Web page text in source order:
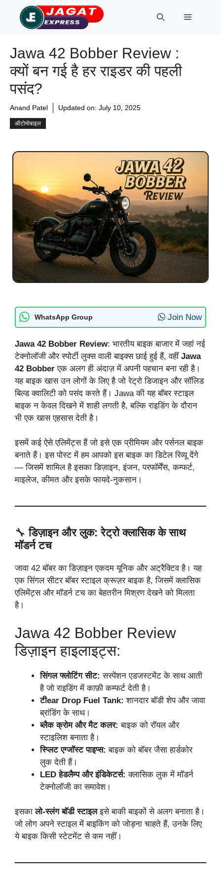
content
Menu
Jawa 42 Bobber Review :
क्यों बन गई है हर राइडर की पहली
पसंद?
Anand Patel Updated on: July 10, 2025
ऑटोमोबाइल
WhatsApp Group Join Now
Jawa 42 Bobber Review: भारतीय बाइक बाजार में जहां नई
टेक्नोलॉजी और स्पोर्टी लुक्स वाली बाइक्स छाई हुई हैं, वहीं Jawa
42 Bobber एक अलग ही अंदाज़ में अपनी पहचान बना रही है।
यह बाइक खास उन लोगों के लिए है जो रेट्रो डिजाइन और सॉलिड
बिल्ड क्वालिटी को पसंद करते हैं। Jawa की यह बॉबर स्टाइल
बाइक न केवल दिखने में शाही लगती है, बल्कि राइडिंग के दौरान
भी एक खास एहसास देती है।
इसमें कई ऐसे एलिमेंट्स हैं जो इसे एक प्रीमियम और पर्सनल बाइक
बनाते हैं। इस पोस्ट में हम आपको इस बाइक का डिटेल रिव्यू देंगे
— जिसमें शामिल है इसका डिज़ाइन, इंजन, परफॉर्मेंस, कम्फर्ट,
माइलेज, कीमत और इसके फायदे-नुकसान।
🔧डिज़ाइन और लुक: रेट्रो क्लासिक के साथ
मॉडर्न टच
जावा 42 बॉबर का डिज़ाइन एकदम यूनिक और अट्रैक्टिव है। यह
एक सिंगल सीटर बॉबर स्टाइल क्रूज़र बाइक है, जिसमें क्लासिक
एलिमेंट्स और मॉडर्न टच का बेहतरीन मिश्रण देखने को मिलता
है।
Jawa 42 Bobber Review
डिज़ाइन हाइलाइट्स:
सिंगल फ्लोटिंग सीट: सस्पेंशन एडजस्टमेंट के साथ आती
है जो राइडिंग में काफ़ी कम्फर्ट देती है।
टीear Drop Fuel Tank: शानदार बॉडी शेप और जावा
ब्रांडिंग के साथ।
ब्लैक क्रोम और मैट कलर: बाइक को रॉयल और
स्टाइलिश बनाता है।
स्प्लिट एग्जॉस्ट पाइप्स: बाइक को बॉबर जैसा हार्डकोर
लुक देती हैं।
LED हेडलैम्प और इंडिकेटर्स: क्लासिक लुक में मॉडर्न
टेक्नोलॉजी का समावेश।
इसकालो-स्लंग बॉडी स्टाइलइसे बाकी बाइकों से अलग बनाता है।
जो लोग अपने स्टाइल में बाइकिंग को जोड़ना चाहते हैं, उनके लिए
ये बाइक किसी स्टेटमेंट से कम नहीं।